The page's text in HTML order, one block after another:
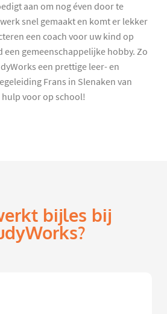
aan om nog éven door te
snel gemaakt en komt er lekker
een coach voor uw kind op
een gemeenschappelijke hobby. Zo
een prettige leer- en
Frans in Slenaken van
voor op school!
bijles bij